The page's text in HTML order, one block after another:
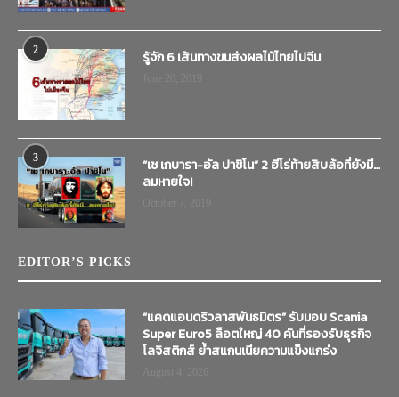
2 รู้จัก 6 เส้นทางขนส่งผลไม้ไทยไปจีน
3
“เช เกบารา-อัล ปาชิโน” 2 ฮีโร่ท้ายสิบล้อที่ยังมี…
ลมหายใจ!
EDITOR’S PICKS
“แคดแอนดริวลาสพันธมิตร” รับมอบ Scania
Super Euro5 ล็อตใหญ่ 40 คันที่รองรับธุรกิจ
โลจิสติกส์ ย้ำสแกนเนียความแข็งแกร่ง